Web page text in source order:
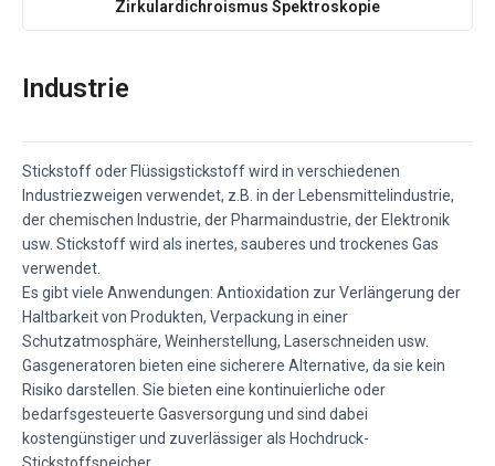
Zirkulardichroismus Spektroskopie
Industrie
Stickstoff oder Flüssigstickstoff wird in verschiedenen
Industriezweigen verwendet, z.B. in der Lebensmittelindustrie,
der chemischen Industrie, der Pharmaindustrie, der Elektronik
usw. Stickstoff wird als inertes, sauberes und trockenes Gas
verwendet.
Es gibt viele Anwendungen: Antioxidation zur Verlängerung der
Haltbarkeit von Produkten, Verpackung in einer
Schutzatmosphäre, Weinherstellung, Laserschneiden usw.
Gasgeneratoren bieten eine sicherere Alternative, da sie kein
Risiko darstellen. Sie bieten eine kontinuierliche oder
bedarfsgesteuerte Gasversorgung und sind dabei
kostengünstiger und zuverlässiger als Hochdruck-